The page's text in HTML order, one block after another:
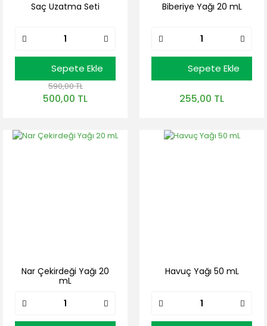
Saç Uzatma Seti
Sepete Ekle
590,00 TL
500,00 TL
Biberiye Yağı 20 mL
Sepete Ekle
255,00 TL
Nar Çekirdeği Yağı 20
mL
Havuç Yağı 50 mL